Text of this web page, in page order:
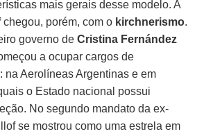
mais gerais desse modelo. A
chegou, porém, com o kirchnerismo.
governo deCristina Fernández
a ocupar cargos de
na Aerolíneas Argentinas e em
o Estado nacional possui
No segundo mandato da ex-
se mostrou como uma estrela em